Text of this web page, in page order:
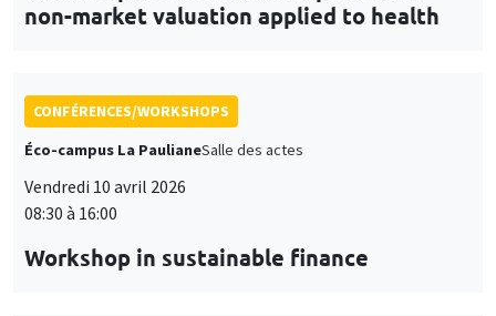
non-market valuation applied to health
CONFÉRENCES/WORKSHOPS
Éco-campus La PaulianeSalle des actes
Vendredi 10 avril 2026
08:30 à 16:00
Workshop in sustainable finance